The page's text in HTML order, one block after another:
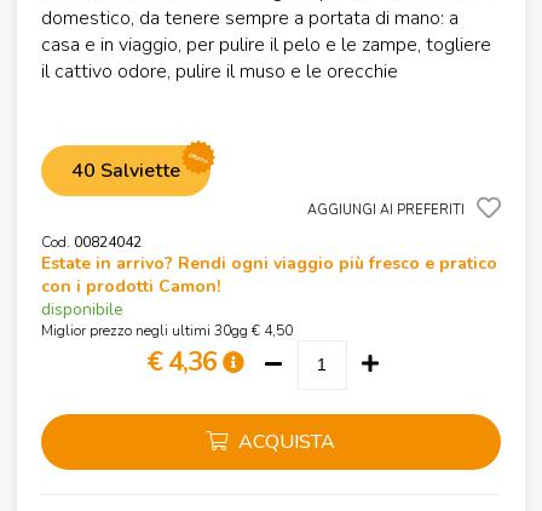
domestico, da tenere sempre a portata di mano: a
casa e in viaggio, per pulire il pelo e le zampe, togliere
il cattivo odore, pulire il muso e le orecchie
40 Salviette promo
AGGIUNGI AI PREFERITI
Cod. 00824042
Estate in arrivo? Rendi ogni viaggio più fresco e pratico
con i prodotti Camon!
disponibile
Miglior prezzo negli ultimi 30gg € 4,50
€ 4,36
ACQUISTA